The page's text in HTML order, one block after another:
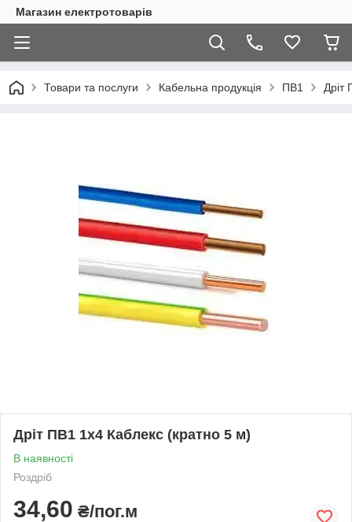
Магазин електротоварів
Товари та послуги Кабельна продукція ПВ1 Дріт
Дріт ПВ1 1х4 Каблекс (кратно 5 м)
В наявності
Роздріб
34,60 ₴/пог.м